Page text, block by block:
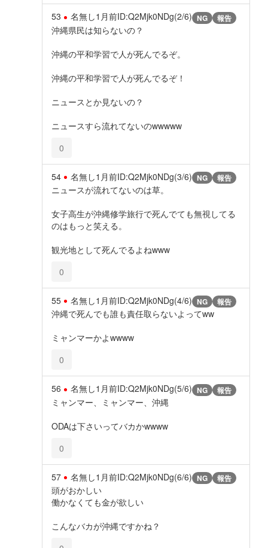
53 名無し1月前ID:Q2Mjk0NDg(2/6) NG 報告
沖縄県民は知らないの？
沖縄の平和学習で人が死んでるぞ。
沖縄の平和学習で人が死んでるぞ！
ニュースとか見ないの？
ニュースすら流れてないのwwwww
0
54 名無し1月前ID:Q2Mjk0NDg(3/6) NG 報告
ニュースが流れてないのは草。
女子高生が沖縄修学旅行で死んでても無視してる
のはもっと笑える。
観光地として死んでるよねwww
0
55 名無し1月前ID:Q2Mjk0NDg(4/6) NG 報告
沖縄で死んでも誰も責任取らないよってww
ミャンマーかよwwww
0
56 名無し1月前ID:Q2Mjk0NDg(5/6) NG 報告
ミャンマー、ミャンマー、沖縄
ODAは下さいってバカかwwww
0
57 名無し1月前ID:Q2Mjk0NDg(6/6) NG 報告
頭がおかしい
働かなくても金が欲しい
こんなバカが沖縄ですかね？